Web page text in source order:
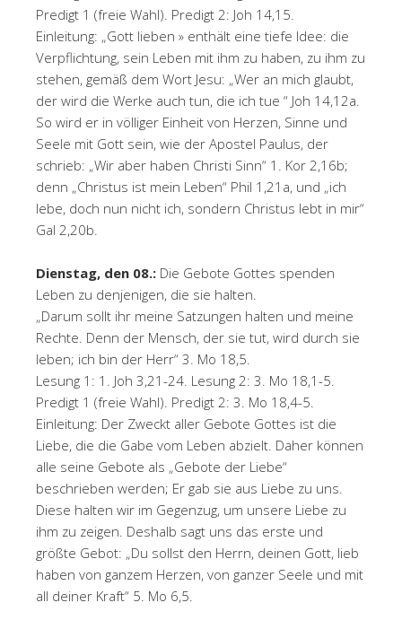
Predigt 1 (freie Wahl). Predigt 2: Joh 14,15.
Einleitung: „Gott lieben » enthält eine tiefe Idee: die
Verpflichtung, sein Leben mit ihm zu haben, zu ihm zu
stehen, gemäß dem Wort Jesu: „Wer an mich glaubt,
der wird die Werke auch tun, die ich tue “ Joh 14,12a.
So wird er in völliger Einheit von Herzen, Sinne und
Seele mit Gott sein, wie der Apostel Paulus, der
schrieb: „Wir aber haben Christi Sinn“ 1. Kor 2,16b;
denn „Christus ist mein Leben“ Phil 1,21a, und „ich
lebe, doch nun nicht ich, sondern Christus lebt in mir“
Gal 2,20b.
Dienstag, den 08.: Die Gebote Gottes spenden
Leben zu denjenigen, die sie halten.
„Darum sollt ihr meine Satzungen halten und meine
Rechte. Denn der Mensch, der sie tut, wird durch sie
leben; ich bin der Herr“ 3. Mo 18,5.
Lesung 1: 1. Joh 3,21-24. Lesung 2: 3. Mo 18,1-5.
Predigt 1 (freie Wahl). Predigt 2: 3. Mo 18,4-5.
Einleitung: Der Zweckt aller Gebote Gottes ist die
Liebe, die die Gabe vom Leben abzielt. Daher können
alle seine Gebote als „Gebote der Liebe“
beschrieben werden; Er gab sie aus Liebe zu uns.
Diese halten wir im Gegenzug, um unsere Liebe zu
ihm zu zeigen. Deshalb sagt uns das erste und
größte Gebot: „Du sollst den Herrn, deinen Gott, lieb
haben von ganzem Herzen, von ganzer Seele und mit
all deiner Kraft“ 5. Mo 6,5.